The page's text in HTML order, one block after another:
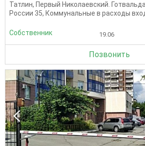
Татлин, Первый Николаевский.
России 35, Коммунальные в расходы
Собственник 19.06
Позвонить